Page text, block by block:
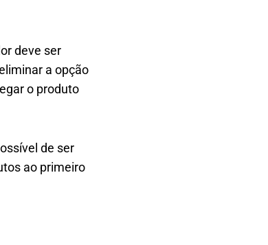
deve ser
a opção
o produto
de ser
ao primeiro